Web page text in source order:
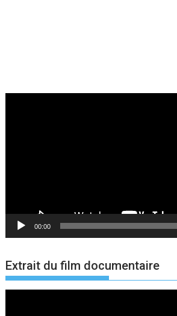
00:00
Extrait du film documentaire